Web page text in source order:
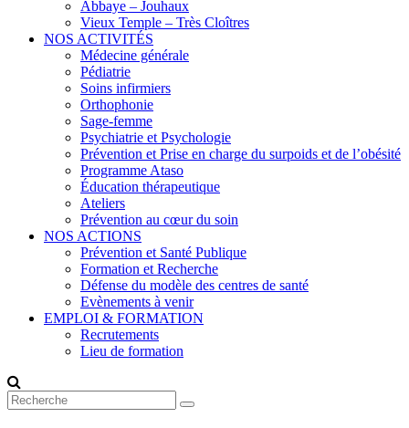
Abbaye – Jouhaux
Vieux Temple – Très Cloîtres
NOS ACTIVITÉS
Médecine générale
Pédiatrie
Soins infirmiers
Orthophonie
Sage-femme
Psychiatrie et Psychologie
Prévention et Prise en charge du surpoids et de l’obésité
Programme Ataso
Éducation thérapeutique
Ateliers
Prévention au cœur du soin
NOS ACTIONS
Prévention et Santé Publique
Formation et Recherche
Défense du modèle des centres de santé
Evènements à venir
EMPLOI & FORMATION
Recrutements
Lieu de formation